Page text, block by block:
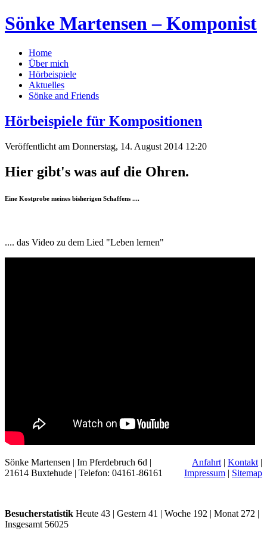
Sönke Martensen – Komponist
Home
Über mich
Hörbeispiele
Aktuelles
Sönke and Friends
Hörbeispiele für Kompositionen
Veröffentlicht am Donnerstag, 14. August 2014 12:20
Hier gibt's was auf die Ohren.
Eine Kostprobe meines bisherigen Schaffens ....
.... das Video zu dem Lied "Leben lernen"
Sönke Martensen | Im Pferdebruch 6d |
21614 Buxtehude | Telefon: 04161-86161
Anfahrt | Kontakt |
Impressum | Sitemap
Besucherstatistik Heute 43 | Gestern 41 | Woche 192 | Monat 272 |
Insgesamt 56025